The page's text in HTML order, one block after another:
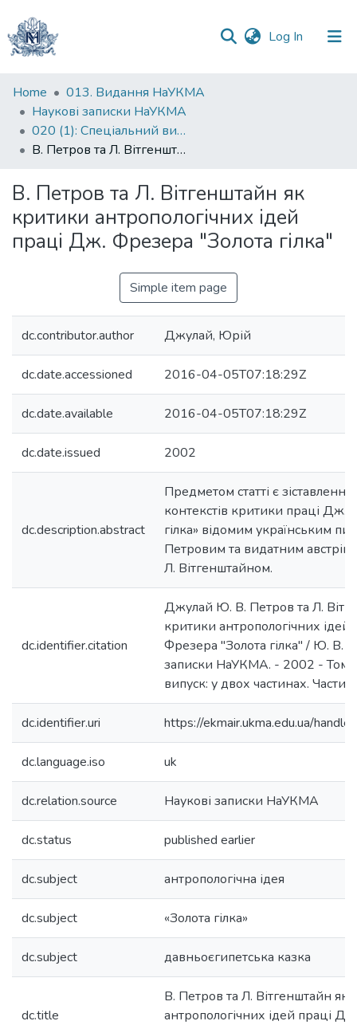
Log In (current)
Communities
&
Collections
All of DSpace
Statistics
Home
013. Видання НаУКМА
Наукові записки НаУКМА
020 (1): Спеціальний випуск
В. Петров та Л. Вітгенштайн як критики антропологічних ідей праці Дж. Фрезера "Золота гілка"
В. Петров та Л. Вітгенштайн як
критики антропологічних ідей
праці Дж. Фрезера "Золота гілка"
Simple item page
dc.contributor.author Джулай, Юрій
dc.date.accessioned 2016-04-05T07:18:29Z
dc.date.available 2016-04-05T07:18:29Z
dc.date.issued 2002
dc.description.abstract
Предметом статті є зіставлення
контекстів критики праці Дж.
гілка» відомим українським
Петровим та видатним
Л. Вітгенштайном.
dc.identifier.citation
Джулай Ю. В. Петров та Л.
критики антропологічних
Фрезера "Золота гілка" / Ю. В.
записки НаУКМА. - 2002 - Том
випуск: у двох частинах.
dc.identifier.uri https://ekmair.ukma.edu.ua/
dc.language.iso uk
dc.relation.source Наукові записки НаУКМА
dc.status published earlier
dc.subject антропологічна ідея
dc.subject «Зо­лота гілка»
dc.subject давньоєгипетсь­ка казка
dc.title
В. Петров та Л. Вітгенштайн як
антропологічних ідей праці